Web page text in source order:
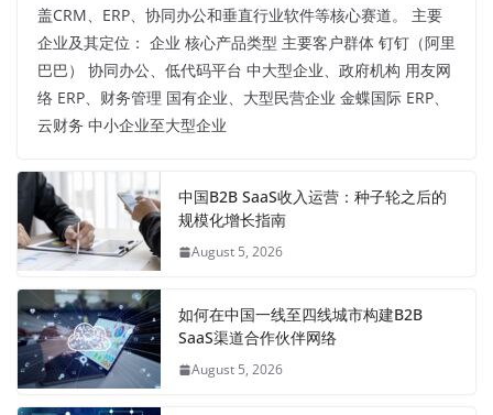
盖CRM、ERP、协同办公和垂直行业软件等核心赛道。 主要
企业及其定位： 企业 核心产品类型 主要客户群体 钉钉（阿里
巴巴） 协同办公、低代码平台 中大型企业、政府机构 用友网
络 ERP、财务管理 国有企业、大型民营企业 金蝶国际 ERP、
云财务 中小企业至大型企业
中国B2B SaaS收入运营：种子轮之后的
规模化增长指南
August 5, 2026
如何在中国一线至四线城市构建B2B
SaaS渠道合作伙伴网络
August 5, 2026